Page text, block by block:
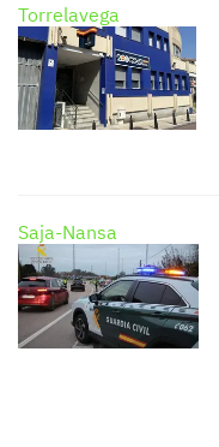
Torrelavega
Saja-Nansa